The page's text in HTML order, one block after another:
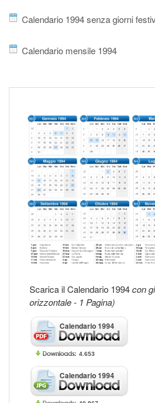
Calendario 1994 senza giorni
Calendario mensile 1994
Scarica il Calendario 1994con
orizzontale - 1 Pagina)
Calendario 1994
4.653
Calendario 1994